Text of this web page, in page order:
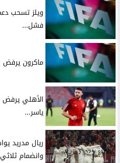
ويلز تسحب
فشل...
ماكرون يرفض
الأهلي
ياسر...
ريال مدريد
وانضمام